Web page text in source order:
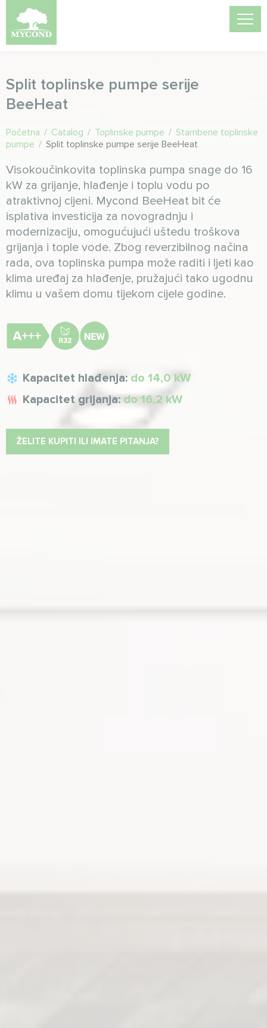
Split toplinske pumpe serije
BeeHeat
Početna / Catalog / Toplinske pumpe / Stambene toplinske
pumpe / Split toplinske pumpe serije BeeHeat
Visokoučinkovita toplinska pumpa snage do 16
kW za grijanje, hlađenje i toplu vodu po
atraktivnoj cijeni. Mycond BeeHeat bit će
isplativa investicija za novogradnju i
modernizaciju, omogućujući uštedu troškova
grijanja i tople vode. Zbog reverzibilnog načina
rada, ova toplinska pumpa može raditi i ljeti kao
klima uređaj za hlađenje, pružajući tako ugodnu
klimu u vašem domu tijekom cijele godine.
Kapacitet hlađenja: do 14,0 kW
Kapacitet grijanja: do 16,2 kW
ŽELITE KUPITI ILI IMATE PITANJA?